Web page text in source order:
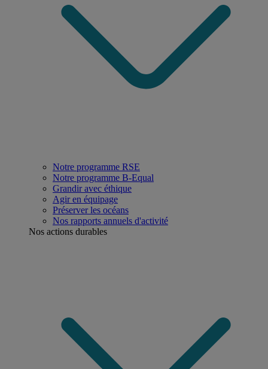
Notre programme RSE
Notre programme B-Equal
Grandir avec éthique
Agir en équipage
Préserver les océans
Nos rapports annuels d'activité
Nos actions durables